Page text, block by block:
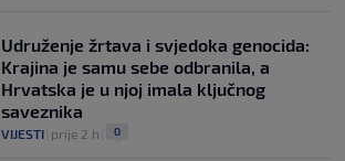
Udruženje žrtava i svjedoka genocida:
Krajina je samu sebe odbranila, a
Hrvatska je u njoj imala ključnog
saveznika
VIJESTI prije 2 h 0